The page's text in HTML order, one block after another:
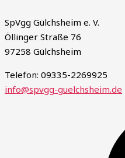
SpVgg Gülchsheim e. V.
Öllinger Straße 76
97258 Gülchsheim
Telefon: 09335-2269925
info@spvgg-guelchsheim.de